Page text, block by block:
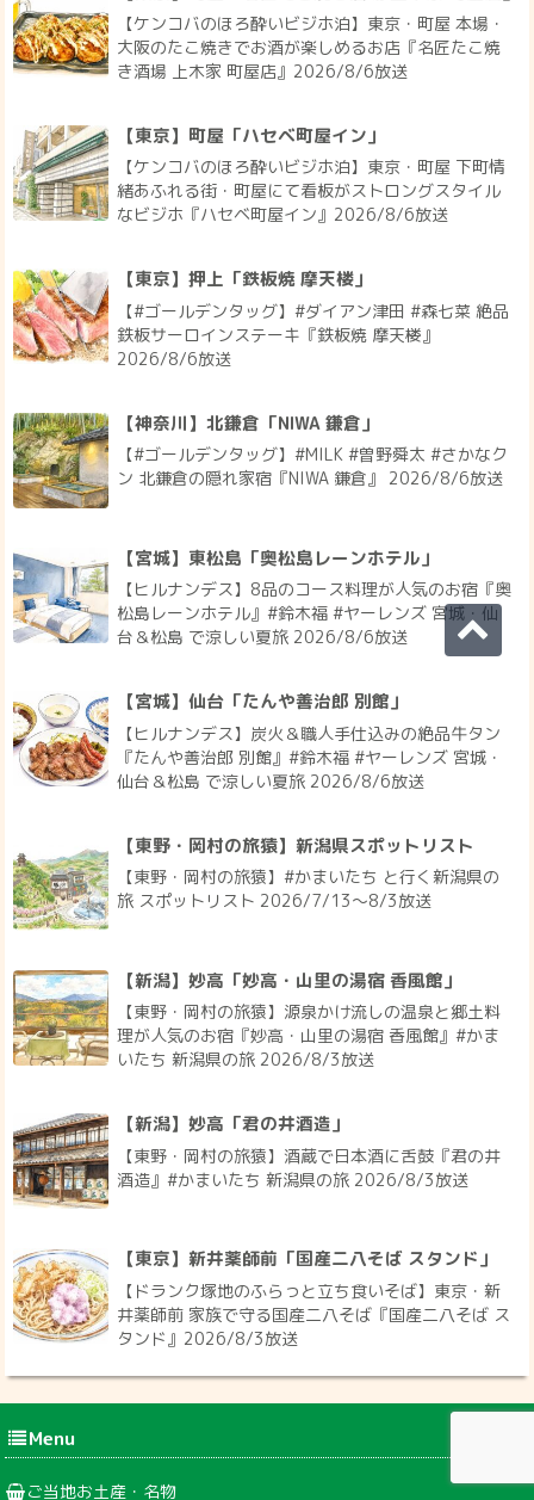
【ケンコバのほろ酔いビジホ泊】東京・町屋 本場・
大阪のたこ焼きでお酒が楽しめるお店『名匠たこ焼
き酒場 上木家 町屋店』2026/8/6放送
【東京】町屋「ハセベ町屋イン」
【ケンコバのほろ酔いビジホ泊】東京・町屋 下町情
緒あふれる街・町屋にて看板がストロングスタイル
なビジホ『ハセベ町屋イン』2026/8/6放送
【東京】押上「鉄板焼 摩天楼」
【#ゴールデンタッグ】#ダイアン津田 #森七菜 絶品
鉄板サーロインステーキ『鉄板焼 摩天楼』
2026/8/6放送
【神奈川】北鎌倉「NIWA 鎌倉」
【#ゴールデンタッグ】#MILK #曽野舜太 #さかなク
ン 北鎌倉の隠れ家宿『NIWA 鎌倉』 2026/8/6放送
【宮城】東松島「奥松島レーンホテル」
【ヒルナンデス】8品のコース料理が人気のお宿『奥
松島レーンホテル』#鈴木福 #ヤーレンズ 宮城・仙
台＆松島 で涼しい夏旅 2026/8/6放送
【宮城】仙台「たんや善治郎 別館」
【ヒルナンデス】炭火＆職人手仕込みの絶品牛タン
『たんや善治郎 別館』#鈴木福 #ヤーレンズ 宮城・
仙台＆松島 で涼しい夏旅 2026/8/6放送
【東野・岡村の旅猿】新潟県スポットリスト
【東野・岡村の旅猿】#かまいたち と行く新潟県の
旅 スポットリスト 2026/7/13〜8/3放送
【新潟】妙高「妙高・山里の湯宿 香風館」
【東野・岡村の旅猿】源泉かけ流しの温泉と郷土料
理が人気のお宿『妙高・山里の湯宿 香風館』#かま
いたち 新潟県の旅 2026/8/3放送
【新潟】妙高「君の井酒造」
【東野・岡村の旅猿】酒蔵で日本酒に舌鼓『君の井
酒造』#かまいたち 新潟県の旅 2026/8/3放送
【東京】新井薬師前「国産二八そば スタンド」
【ドランク塚地のふらっと立ち食いそば】東京・新
井薬師前 家族で守る国産二八そば『国産二八そば ス
タンド』2026/8/3放送
Menu
ご当地お土産・名物